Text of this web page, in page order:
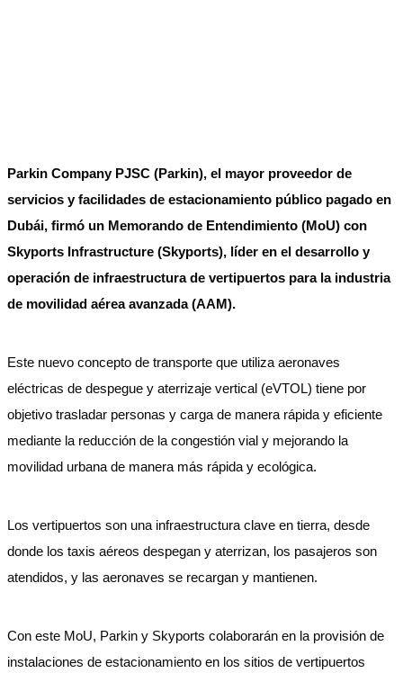
Parkin Company PJSC (Parkin), el mayor proveedor de
servicios y facilidades de estacionamiento público pagado en
Dubái, firmó un Memorando de Entendimiento (MoU) con
Skyports Infrastructure (Skyports), líder en el desarrollo y
operación de infraestructura de vertipuertos para la industria
de movilidad aérea avanzada (AAM).
Este nuevo concepto de transporte que utiliza aeronaves
eléctricas de despegue y aterrizaje vertical (eVTOL) tiene por
objetivo trasladar personas y carga de manera rápida y eficiente
mediante la reducción de la congestión vial y mejorando la
movilidad urbana de manera más rápida y ecológica.
Los vertipuertos son una infraestructura clave en tierra, desde
donde los taxis aéreos despegan y aterrizan, los pasajeros son
atendidos, y las aeronaves se recargan y mantienen.
Con este MoU, Parkin y Skyports colaborarán en la provisión de
instalaciones de estacionamiento en los sitios de vertipuertos